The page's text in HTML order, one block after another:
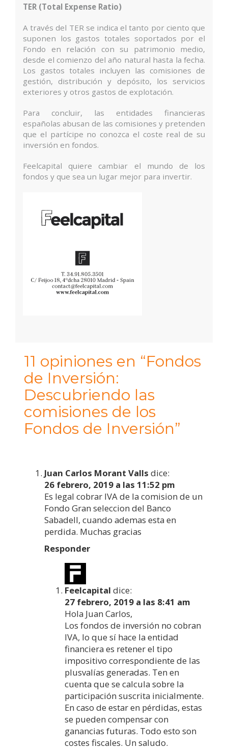
TER (Total Expense Ratio)
A través del TER se indica el tanto por ciento que
suponen los gastos totales soportados por el
Fondo en relación con su patrimonio medio,
desde el comienzo del año natural hasta la fecha.
Los gastos totales incluyen las comisiones de
gestión, distribución y depósito, los servicios
exteriores y otros gastos de explotación.
Para concluir, las entidades financieras
españolas abusan de las comisiones y pretenden
que el partícipe no conozca el coste real de su
inversión en fondos.
Feelcapital quiere cambiar el mundo de los
fondos y que sea un lugar mejor para invertir.
11 opiniones en “Fondos
de Inversión:
Descubriendo las
comisiones de los
Fondos de Inversión”
Juan Carlos Morant Valls dice:
26 febrero, 2019 a las 11:52 pm
Es legal cobrar IVA de la comision de un
Fondo Gran seleccion del Banco
Sabadell, cuando ademas esta en
perdida. Muchas gracias
Responder
Feelcapital dice:
27 febrero, 2019 a las 8:41 am
Hola Juan Carlos,
Los fondos de inversión no cobran
IVA, lo que sí hace la entidad
financiera es retener el tipo
impositivo correspondiente de las
plusvalías generadas. Ten en
cuenta que se calcula sobre la
participación suscrita inicialmente.
En caso de estar en pérdidas, estas
se pueden compensar con
ganancias futuras. Todo esto son
costes fiscales. Un saludo.